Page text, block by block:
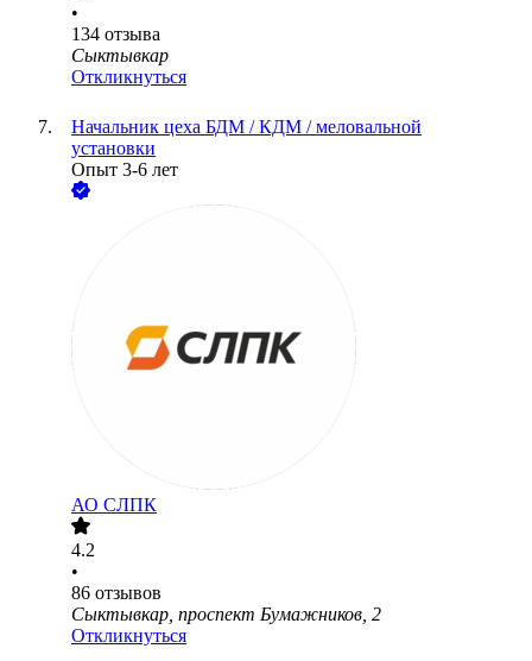
•
134 отзыва
Сыктывкар
Откликнуться
Начальник цеха БДМ / КДМ / меловальной
установки
Опыт 3-6 лет
АО СЛПК
4.2
•
86 отзывов
Сыктывкар, проспект Бумажников, 2
Откликнуться